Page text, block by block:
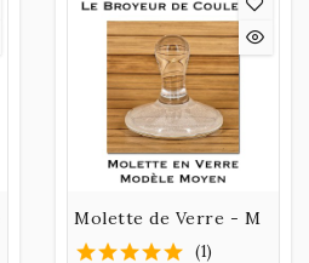
Molette de Verre - M
(1)